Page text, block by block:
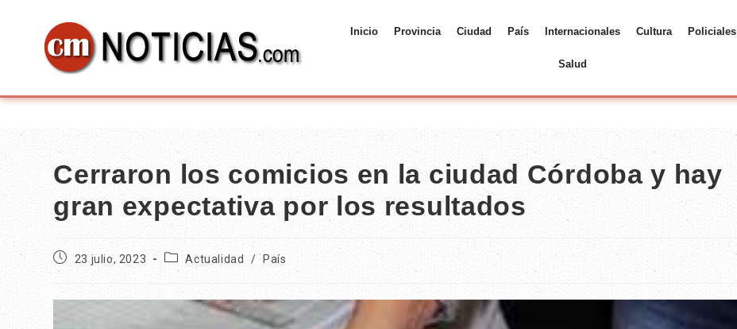
Inicio Provincia Ciudad País Internacionales Cultura Policiales
Salud
Cerraron los comicios en la ciudad Córdoba y hay
gran expectativa por los resultados
23 julio, 2023 Actualidad / País